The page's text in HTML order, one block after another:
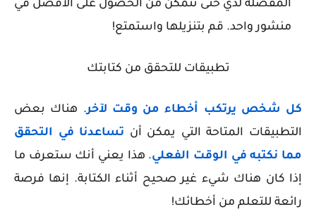
المفضلة لدي حتى تتمكن من الحصول على الأفضل في
منشور واحد. قم بتنزيلها واستمتع!
تطبيقات للتحقق من كتابتك
كل شخص يرتكب أخطاء من وقت لآخر. هناك بعض
التطبيقات المتاحة التي يمكن أن تساعدنا في التحقق
مما نكتبه في الوقت الفعلي. هذا يعني أنك ستعرف ما
إذا كان هناك شيء غير صحيح أثناء الكتابة. إنها فرصة
رائعة للتعلم من أخطائك!